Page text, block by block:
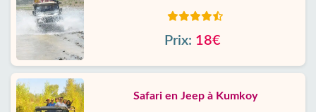
Prix: 18€
Safari en Jeep à Kumkoy